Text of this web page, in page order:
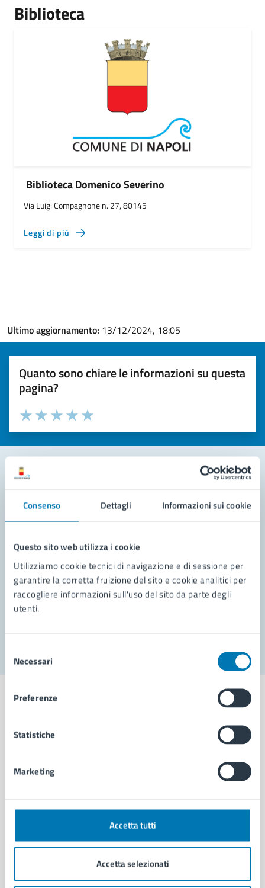
Consenso Dettagli Informazioni sui cookie
Questo sito web utilizza i cookie
Utilizziamo cookie tecnici di navigazione e di sessione per
garantire la corretta fruizione del sito e cookie analitici per
raccogliere informazioni sull'uso del sito da parte degli
utenti.
delNecessari
Preferenze
Statistiche
Marketing
Accetta tutti
Accetta selezionati
Biblioteca
Biblioteca Domenico Severino
Via Luigi Compagnone n. 27, 80145
Leggi di più
Ultimo aggiornamento: 13/12/2024, 18:05
Quanto sono chiare le informazioni su questa
pagina?
Valuta la chiarezza delle informazioni (da 1 a 5 stelle)
Seleziona il numero di stelle per valutare la chiarezza delle
Valuta 5 stelle su 5
Valuta 4 stelle su 5
Valuta 3 stelle su 5
Valuta 2 stelle su 5
Valuta 1 stelle su 5
Leggi le domande frequenti
Richiedi assistenza
Prenota appuntamento
Problemi in città
Comune di Napoli
AMMINISTRAZIONE
Organi di governo
Enti e fondazioni
Personale amministrativo